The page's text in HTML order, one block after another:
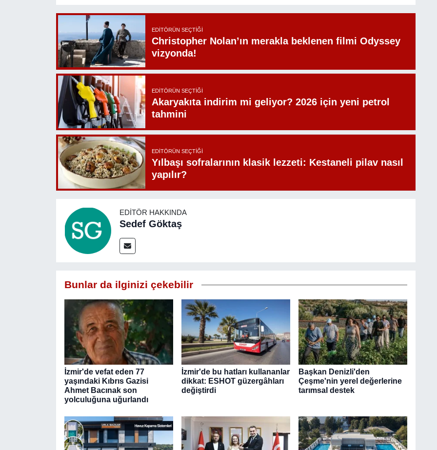
EDITÖRÜN SEÇTIĞI
Christopher Nolan’ın merakla beklenen filmi Odyssey
vizyonda!
EDITÖRÜN SEÇTIĞI
Akaryakıta indirim mi geliyor? 2026 için yeni petrol
tahmini
EDITÖRÜN SEÇTIĞI
Yılbaşı sofralarının klasik lezzeti: Kestaneli pilav nasıl
yapılır?
EDITÖR HAKKINDA
Sedef Göktaş
Bunlar da ilginizi çekebilir
İzmir'de vefat eden 77
yaşındaki Kıbrıs Gazisi
Ahmet Bacınak son
yolculuğuna uğurlandı
İzmir'de bu hatları kullananlar
dikkat: ESHOT güzergâhları
değiştirdi
Başkan Denizli'den
Çeşme'nin yerel değerlerine
tarımsal destek